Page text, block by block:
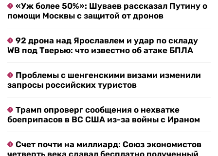
«Уж более 50%»: Шуваев рассказал Путину о
помощи Москвы с защитой от дронов
92 дрона над Ярославлем и удар по складу
WB под Тверью: что известно об атаке БПЛА
Проблемы с шенгенскими визами изменили
запросы российских туристов
Трамп опроверг сообщения о нехватке
боеприпасов в ВС США из-за войны с Ираном
Счет почти на миллиард: Союз экономистов
четверть века сдавал бесплатно полученный